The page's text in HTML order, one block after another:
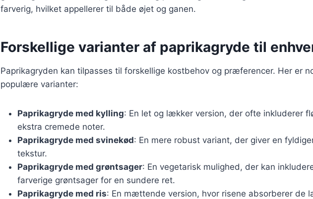
farverig, hvilket appellerer til både øjet og ganen.
Forskellige varianter af paprikagryde til
Paprikagryden kan tilpasses til forskellige kostbehov og præferencer. Her er
populære varianter:
Paprikagryde med kylling: En let og lækker version, der ofte inkluderer
ekstra cremede noter.
Paprikagryde med svinekød: En mere robust variant, der giver en
tekstur.
Paprikagryde med grøntsager: En vegetarisk mulighed, der kan
farverige grøntsager for en sundere ret.
Paprikagryde med ris: En mættende version, hvor risene absorberer de